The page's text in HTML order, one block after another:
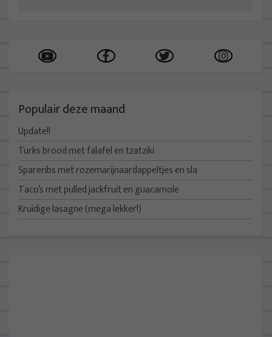
Populair deze maand
Update!!
Turks brood met falafel en tzatziki
Spareribs met rozemarijnaardappeltjes en sla
Taco’s met pulled jackfruit en guacamole
Kruidige lasagne (mega lekker!)